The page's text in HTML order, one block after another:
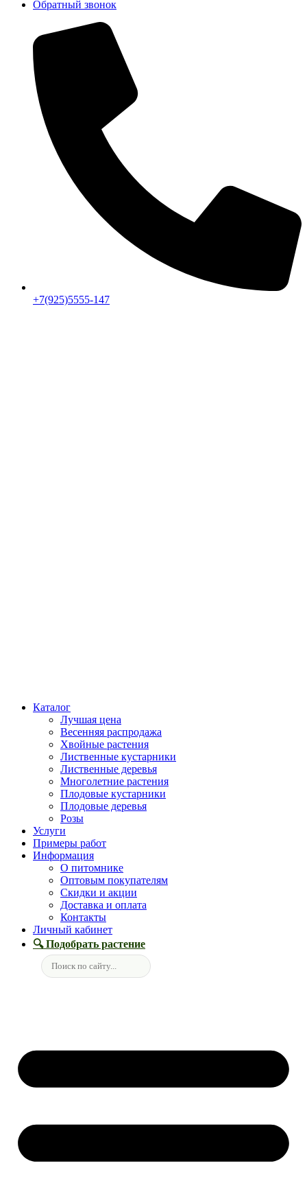
Обратный звонок
+7(925)5555-147
Каталог
Лучшая цена
Весенняя распродажа
Хвойные растения
Лиственные кустарники
Лиственные деревья
Многолетние растения
Плодовые кустарники
Плодовые деревья
Розы
Услуги
Примеры работ
Информация
О питомнике
Оптовым покупателям
Скидки и акции
Доставка и оплата
Контакты
Личный кабинет
🔍 Подобрать растение